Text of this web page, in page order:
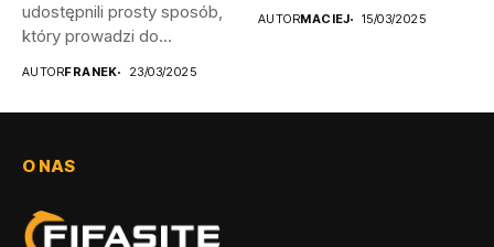
udostępnili prosty sposób,
który prowadzi do
AUTORFRANEK 23/03/2025
AUTORMACIEJ 15/03/2025
O NAS